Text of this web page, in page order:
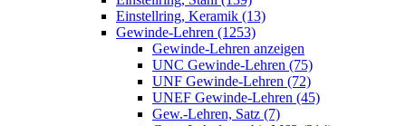
Einstellring, Keramik (13)
Gewinde-Lehren (1253)
Gewinde-Lehren anzeigen
UNC Gewinde-Lehren (75)
UNF Gewinde-Lehren (72)
UNEF Gewinde-Lehren (45)
Gew.-Lehren, Satz (7)